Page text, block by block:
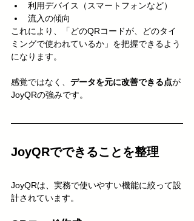
利用デバイス（スマートフォンなど）
流入の傾向
これにより、「どのQRコードが、どのタイ
ミングで使われているか」を把握できるよう
になります。
感覚ではなく、 データを元に改善できる点が
JoyQRの強みです。
JoyQRでできることを整理
JoyQRは、実務で使いやすい機能に絞って設
計されています。